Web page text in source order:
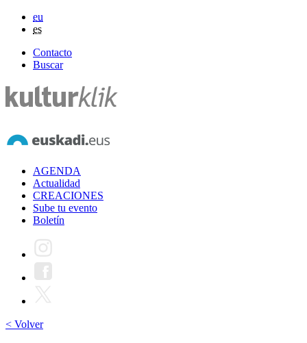
eu
es
Contacto
Buscar
AGENDA
Actualidad
CREACIONES
Sube tu evento
Boletín
< Volver